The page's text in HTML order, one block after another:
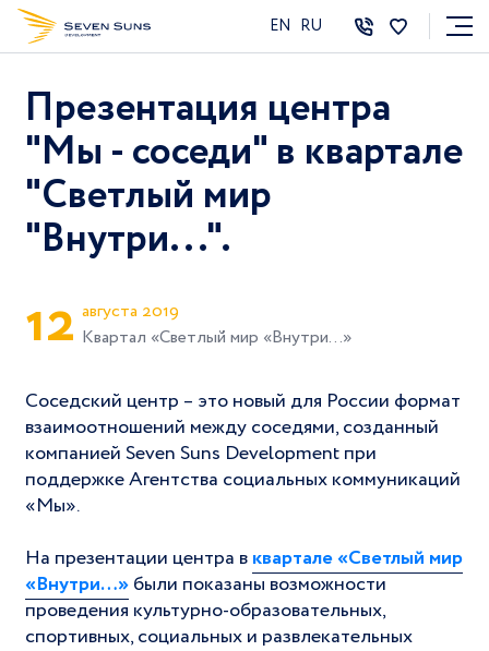
EN RU
Презентация центра
"Мы - соседи" в квартале
"Светлый мир
"Внутри...".
12 августа 2019
Квартал «Светлый мир «Внутри…»
Соседский центр – это новый для России формат
взаимоотношений между соседями, созданный
компанией Seven Suns Development при
поддержке Агентства социальных коммуникаций
«Мы».
На презентации центра вквартале «Светлый мир
«Внутри…»были показаны возможности
проведения культурно-образовательных,
спортивных, социальных и развлекательных